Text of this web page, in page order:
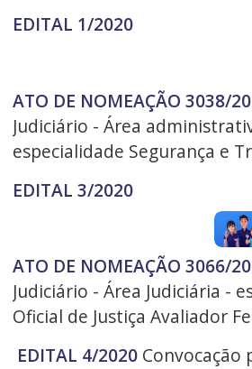
EDITAL 1/2020
ATO DE NOMEAÇÃO 3038/
Judiciário - Área
especialidade Segurança e
EDITAL 3/2020
ATO DE NOMEAÇÃO 3066/
Judiciário - Área Judiciária -
Oficial de Justiça Avaliador
EDITAL 4/2020Convocação